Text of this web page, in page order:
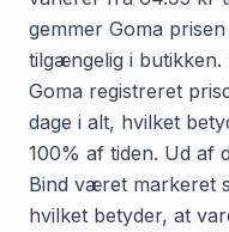
gemmer Goma
tilgængelig i
Goma registreret
dage i alt, hvilket
100% af tiden. Ud af
Bind været markeret
hvilket betyder, at